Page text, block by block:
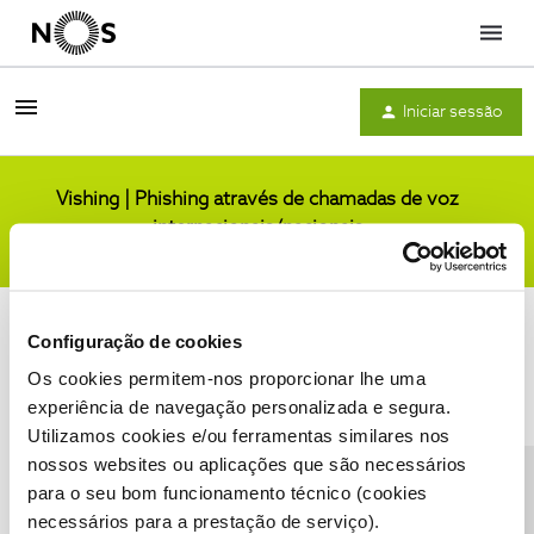
Configuração de cookies
Os cookies permitem-nos proporcionar lhe uma
experiência de navegação personalizada e segura.
Utilizamos cookies e/ou ferramentas similares nos
nossos websites ou aplicações que são necessários
para o seu bom funcionamento técnico (cookies
necessários para a prestação de serviço).
Menu
Iniciar sessão
Vishing | Phishing através de chamadas de voz
internacionais/nacionais
Condições do Fórum NOS Accessibility statement